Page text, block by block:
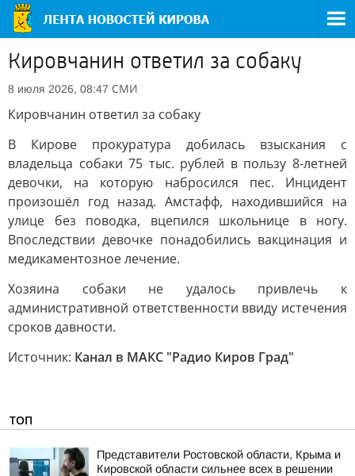
Кировчанин ответил за собаку
8 июля 2026, 08:47 СМИ
Кировчанин ответил за собаку
В Кирове прокуратура добилась взыскания с
владельца собаки 75 тыс. рублей в пользу 8-летней
девочки, на которую набросился пес. Инцидент
произошёл год назад. Амстафф, находившийся на
улице без поводка, вцепился школьнице в ногу.
Впоследствии девочке понадобились вакцинация и
медикаментозное лечение.
Хозяина собаки не удалось привлечь к
административной ответственности ввиду истечения
сроков давности.
Источник: Канал в МАКС "Радио Киров Град"
ТОП
Представители Ростовской области, Крыма и
Кировской области сильнее всех в решении